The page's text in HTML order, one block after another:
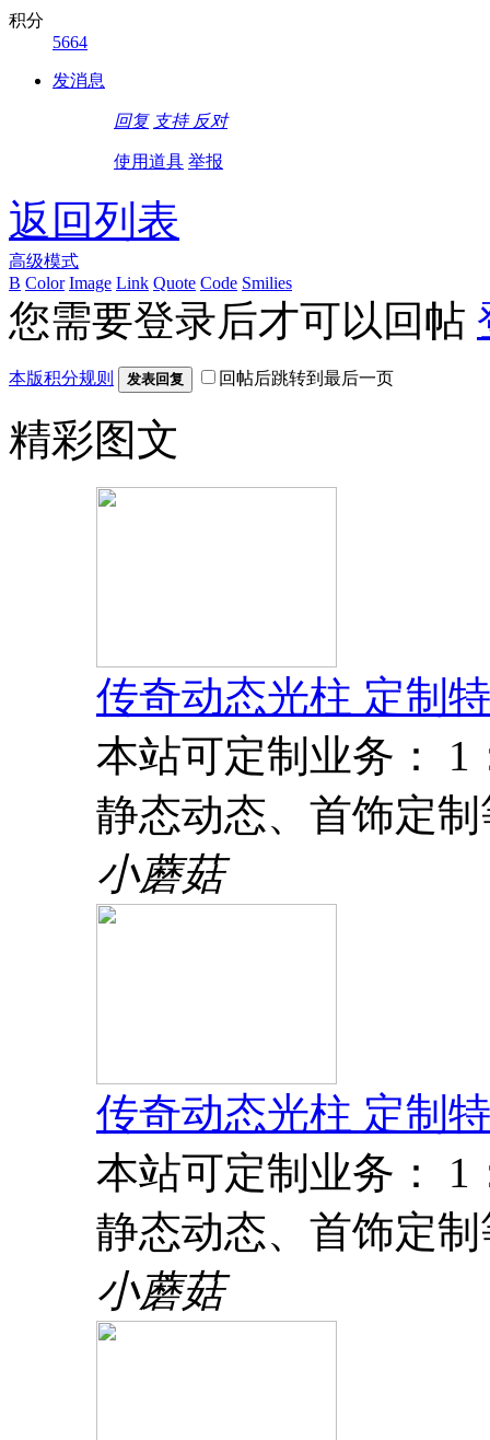
积分
5664
发消息
回复 支持 反对
使用道具 举报
返回列表
高级模式
B Color Image Link Quote Code Smilies
您需要登录后才可以回帖
本版积分规则 发表回复 回帖后跳转到最后一页
精彩图文
传奇动态光柱 定制
本站可定制业务： 1
静态动态、首饰定
小蘑菇
传奇动态光柱 定制
本站可定制业务： 1
静态动态、首饰定
小蘑菇